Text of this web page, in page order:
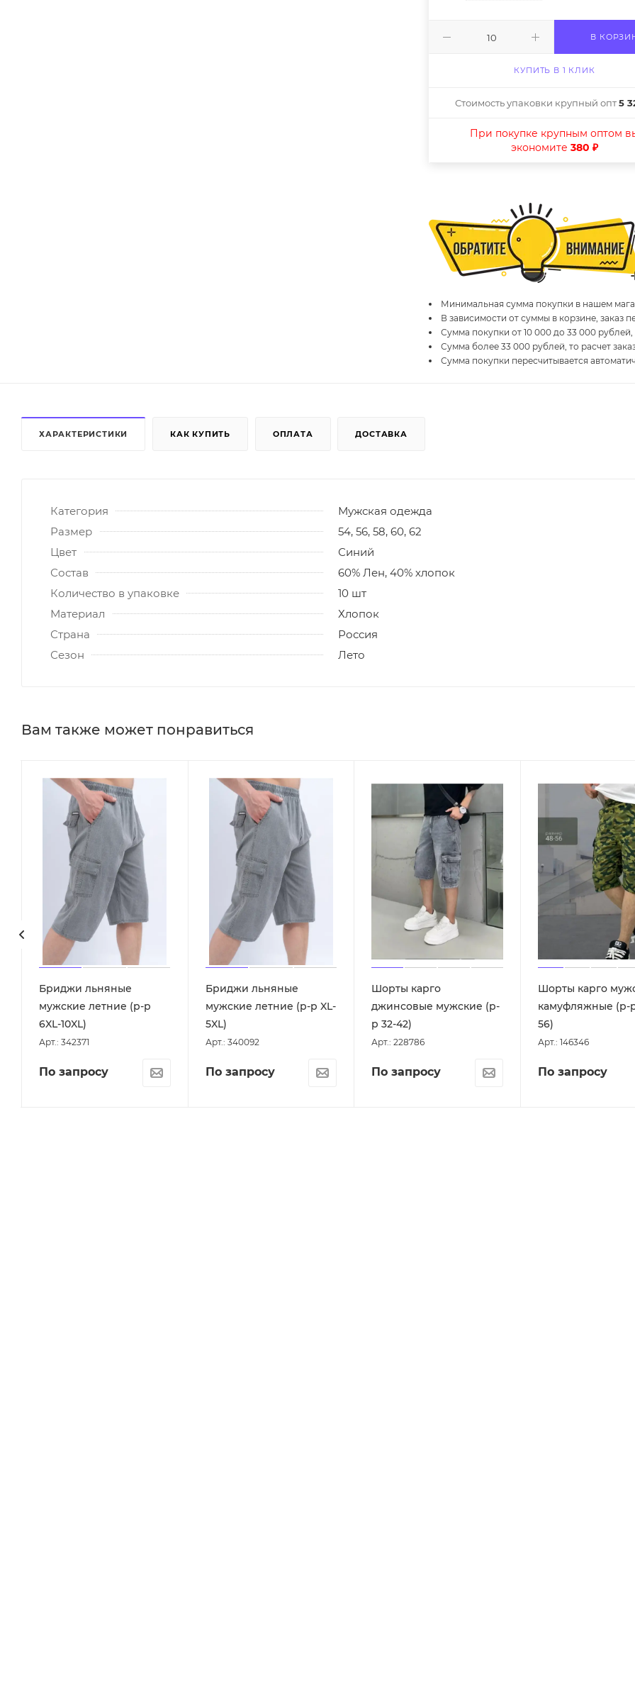
В
КУПИТЬ В 1 КЛИК
Стоимость упаковки крупный опт5
При покупке крупным оптом
экономите 380 ₽
Минимальная сумма покупки в нашем
В зависимости от суммы в корзине, заказ
Сумма покупки от 10 000 до 33 000 рублей,
Сумма более 33 000 рублей, то расчет
Сумма покупки пересчитывается
ХАРАКТЕРИСТИКИ КАК КУПИТЬ ОПЛАТА ДОСТАВКА
Категория
Мужская одежда
Размер
54, 56, 58, 60, 62
Цвет
Синий
Состав
60% Лен, 40% хлопок
Количество в упаковке
10 шт
Материал
Хлопок
Страна
Россия
Сезон
Лето
Вам также может понравиться
Бриджи льняные
мужские летние (р-р
6XL-10XL)
Арт.: 342371
По запросу
Бриджи льняные
мужские летние (р-р XL-
5XL)
Арт.: 340092
По запросу
Шорты карго
джинсовые мужские (р-
р 32-42)
Арт.: 228786
По запросу
Шорты карго
камуфляжные (р-
56)
Арт.: 146346
По запросу